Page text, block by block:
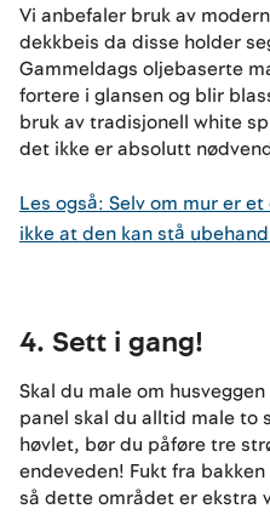
Vi anbefaler bruk av
dekkbeis da disse holder
Gammeldags oljebaserte
fortere i glansen og blir
bruk av tradisjonell white
det ikke er absolutt
Les også: Selv om mur er
ikke at den kan stå
4. Sett i gang!
Skal du male om
panel skal du alltid male to
høvlet, bør du påføre tre
endeveden! Fukt fra
så dette området er ekstra